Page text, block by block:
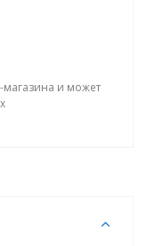
магазина и может